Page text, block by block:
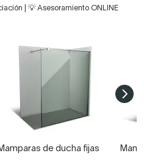
| 💡 Asesoramiento ONLINE
de ducha fijas